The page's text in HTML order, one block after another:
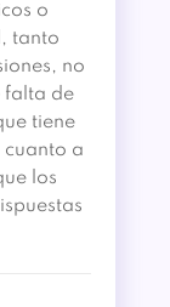
o
tanto
no
falta de
tiene
cuanto a
los